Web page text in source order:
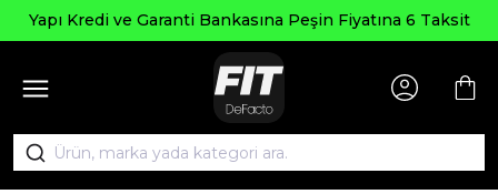
ve Garanti Bankasına Peşin Fiyatına 6 Taksit